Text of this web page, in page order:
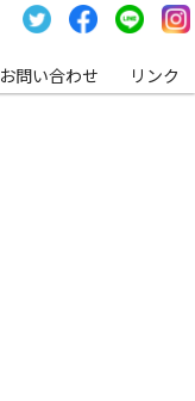
お問い合わせ リンク